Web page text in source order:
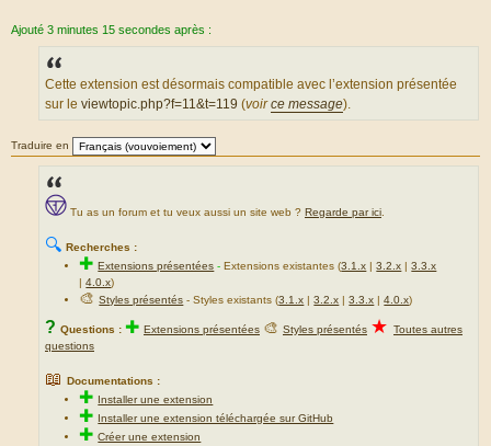
e
Ajouté 3 minutes 15 secondes après :
Cette extension est désormais compatible avec l’extension présentée
sur le viewtopic.php?f=11&t=119 (voirce message).
Traduire en
Tu as un forum et tu veux aussi un site web ? Regarde par ici
🔍 Recherches :
✚Extensions présentées -Extensions existantes (3.1.x |3.2.x |3.3.x
|4.0.x)
🎨Styles présentés - Styles existants (3.1.x |3.2.x |3.3.x |4.0.x)
? Questions : ✚ Extensions présentées 🎨 Styles présentés ★ Toutes autres
questions
📖 Documentations :
✚ Installer une extension
✚ Installer une extension téléchargée sur GitHub
✚Créer une extension